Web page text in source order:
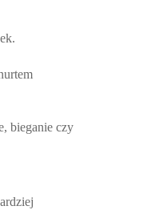
bieganie czy